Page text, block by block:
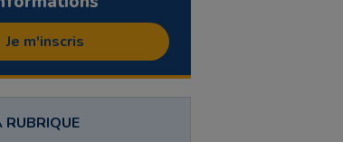
Je m'inscris
RUBRIQUE